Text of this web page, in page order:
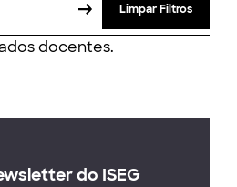
Limpar Filtros
docentes.
do ISEG